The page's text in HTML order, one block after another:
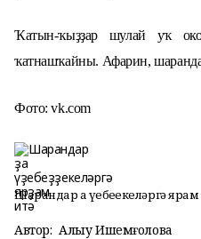
Ҡатын-ҡыҙҙар шулай уҡ
ҡатнашҡайны. Афарин,
Фото:vk.com
Шарандар ҙа үҙебеҙҙекеләргә
Автор: Алһыу Ишемғолова